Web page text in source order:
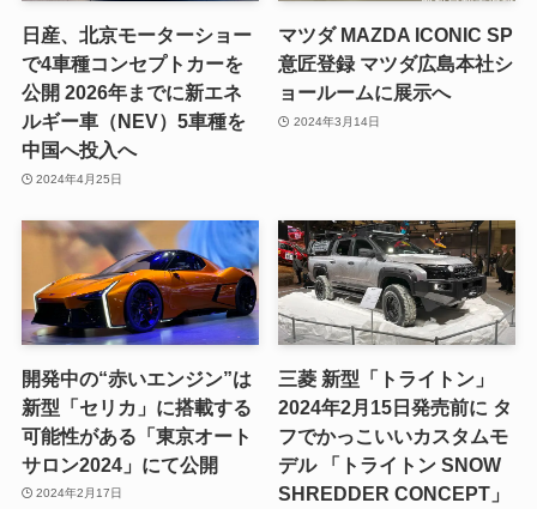
日産、北京モーターショー
で4車種コンセプトカーを
公開 2026年までに新エネ
ルギー車（NEV）5車種を
中国へ投入へ
2024年4月25日
マツダ MAZDA ICONIC SP
意匠登録 マツダ広島本社シ
ョールームに展示へ
2024年3月14日
開発中の“赤いエンジン”は
新型「セリカ」に搭載する
可能性がある「東京オート
サロン2024」にて公開
2024年2月17日
三菱 新型「トライトン」
2024年2月15日発売前に タ
フでかっこいいカスタムモ
デル 「トライトン SNOW
SHREDDER CONCEPT」